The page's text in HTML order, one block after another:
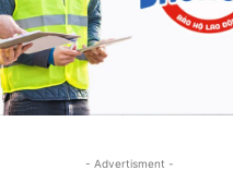
- Advertisment -